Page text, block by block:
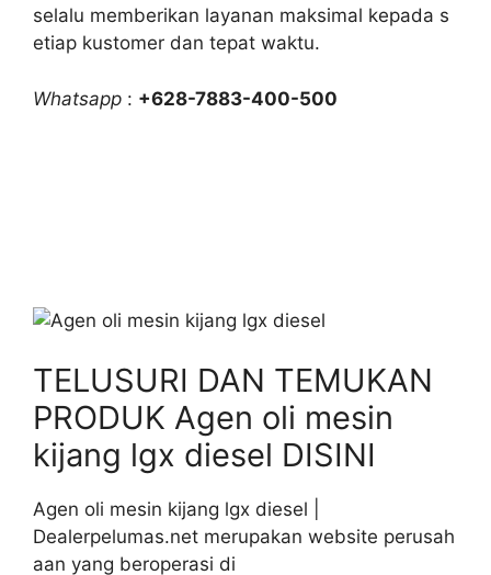
selalu memberikan layanan maksimal kepada s
etiap kustomer dan tepat waktu.
Whatsapp : +628-7883-400-500
TELUSURI DAN TEMUKAN
PRODUK Agen oli mesin
kijang lgx diesel DISINI
Agen oli mesin kijang lgx diesel |
Dealerpelumas.net merupakan website perusah
aan yang beroperasi di